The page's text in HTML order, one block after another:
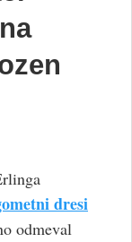
dresi
odmeval